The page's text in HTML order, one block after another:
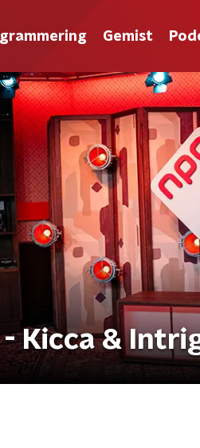
Gemist
Kicca &